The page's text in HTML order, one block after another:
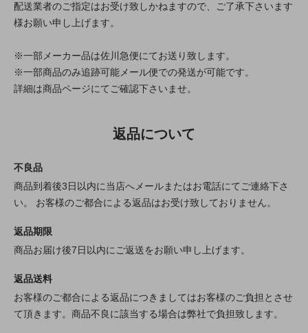
配送業者のご指定はお受け致しかねますので、ご了承下さいます
様お願い申し上げます。
※一部メーカー品は佐川急便にてお送り致します。
※一部商品のみ追跡可能メール便での発送が可能です。
詳細は商品ページにてご確認下さいませ。
返品について
不良品
商品到着後3日以内に当店へメールまたはお電話にてご連絡下さ
い。 お客様のご都合による返品はお受け致しておりません。
返品期限
商品お届け後7日以内にご返送をお願い申し上げます。
返品送料
お客様のご都合による返品につきましてはお客様のご負担とさせ
て頂きます。商品不良に該当する場合は弊社で負担致します。